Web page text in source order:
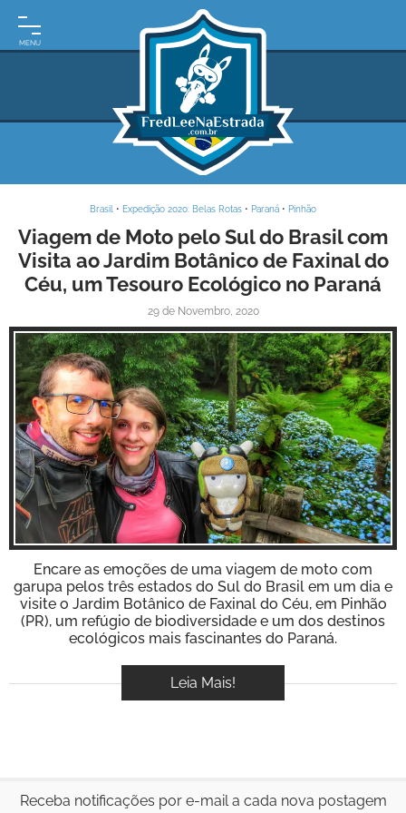
INÍCIO
URUGUAI
VIAGEM
MAPAS
RODOVIÁRIOS
E-
BOOK
VÍDEOS
Brasil • Expedição 2020: Belas Rotas • Paraná • Pinhão
Viagem de Moto pelo Sul do Brasil com
Visita ao Jardim Botânico de Faxinal do
Céu, um Tesouro Ecológico no Paraná
29 de Novembro, 2020
Inspire-se!
Encare as emoções de uma viagem de moto com
garupa pelos três estados do Sul do Brasil em um dia e
visite o Jardim Botânico de Faxinal do Céu, em Pinhão
(PR), um refúgio de biodiversidade e um dos destinos
ecológicos mais fascinantes do Paraná.
Leia Mais!
Receba notificações por e-mail a cada nova postagem